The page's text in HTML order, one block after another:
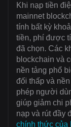
Khi nạp tiền
mainnet
tính bất kỳ
tiền, phí được
đã chọn. Các
blockchain và
nền tảng phổ
đối thấp và
phép người
giúp giảm chi
nạp và rút đầy
chính thức của